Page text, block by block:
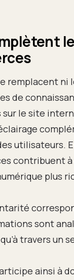
remplacent ni
de
sur le site
utilisateurs.
contribuent
plus
sont
travers un
ainsi à